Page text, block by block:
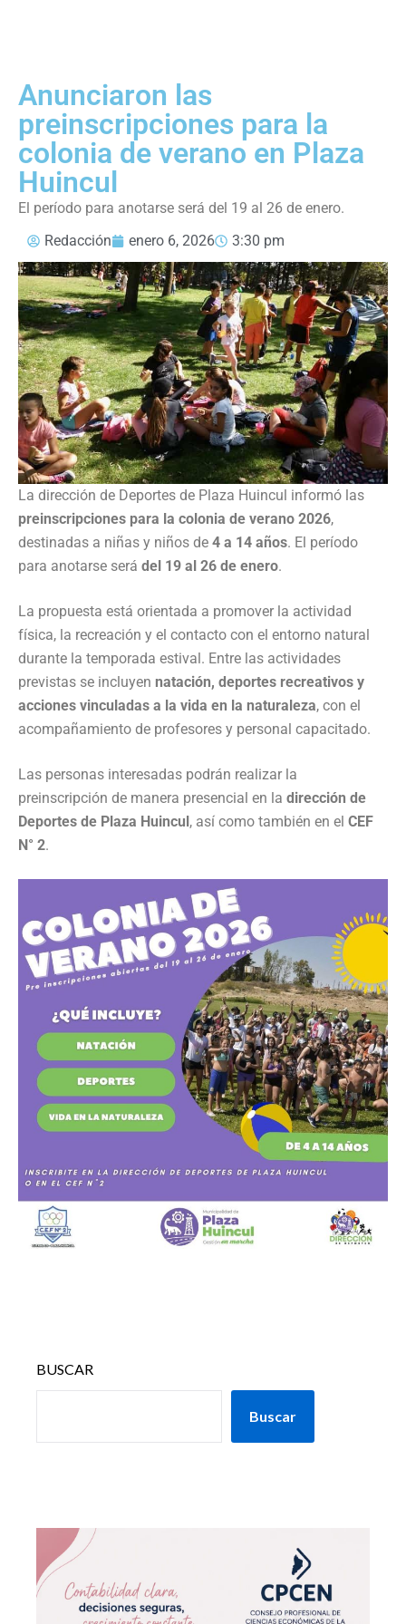
Anunciaron las
preinscripciones para la
colonia de verano en Plaza
Huincul
El período para anotarse será del 19 al 26 de enero.
Redacción
enero 6, 2026 3:30 pm
La dirección de Deportes de Plaza Huincul informó las
preinscripciones para la colonia de verano 2026,
destinadas a niñas y niños de 4 a 14 años. El período
para anotarse será del 19 al 26 de enero.
La propuesta está orientada a promover la actividad
física, la recreación y el contacto con el entorno natural
durante la temporada estival. Entre las actividades
previstas se incluyen natación, deportes recreativos y
acciones vinculadas a la vida en la naturaleza, con el
acompañamiento de profesores y personal capacitado.
Las personas interesadas podrán realizar la
preinscripción de manera presencial en la dirección de
Deportes de Plaza Huincul , así como también en el CEF
N° 2.
BUSCAR
Buscar